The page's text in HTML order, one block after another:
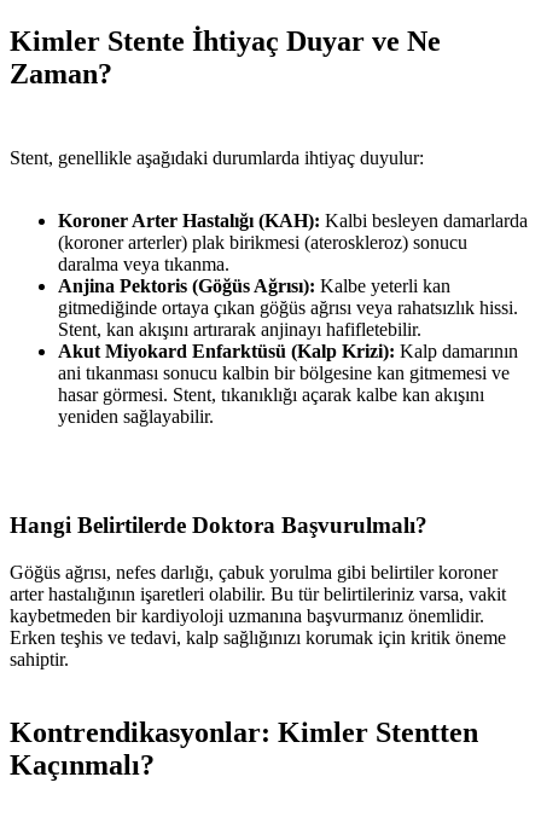
Kimler Stente İhtiyaç Duyar ve Ne
Zaman?
Stent, genellikle aşağıdaki durumlarda ihtiyaç duyulur:
Koroner Arter Hastalığı (KAH): Kalbi besleyen damarlarda
(koroner arterler) plak birikmesi (ateroskleroz) sonucu
daralma veya tıkanma.
Anjina Pektoris (Göğüs Ağrısı): Kalbe yeterli kan
gitmediğinde ortaya çıkan göğüs ağrısı veya rahatsızlık hissi.
Stent, kan akışını artırarak anjinayı hafifletebilir.
Akut Miyokard Enfarktüsü (Kalp Krizi): Kalp damarının
ani tıkanması sonucu kalbin bir bölgesine kan gitmemesi ve
hasar görmesi. Stent, tıkanıklığı açarak kalbe kan akışını
yeniden sağlayabilir.
Hangi Belirtilerde Doktora Başvurulmalı?
Göğüs ağrısı, nefes darlığı, çabuk yorulma gibi belirtiler koroner
arter hastalığının işaretleri olabilir. Bu tür belirtileriniz varsa, vakit
kaybetmeden bir kardiyoloji uzmanına başvurmanız önemlidir.
Erken teşhis ve tedavi, kalp sağlığınızı korumak için kritik öneme
sahiptir.
Kontrendikasyonlar: Kimler Stentten
Kaçınmalı?